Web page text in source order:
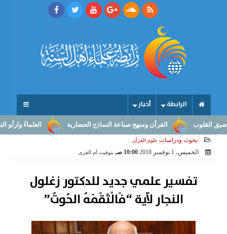
الرابطة أخبار
العلماءُ وارثُو النبوّة: القرآن ومنهج صناعة النماذج الحضارية
بحوث ودراسات علوم القرآن
الخميس، 1 نوفمبر 2018 10:00 صـ بتوقيت أم القرى
تفسير علمي جديد للدكتور زغلول
النجار لآية “فَالْتَقَمَهُ الحُوتُ”